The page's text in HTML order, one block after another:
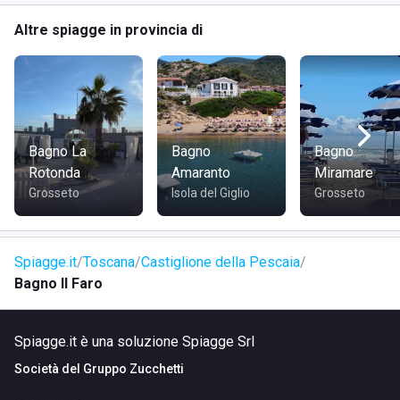
direttamente a casa in totale relax."
Comfort Acustico:Diffusione audio capillare e
armoniosa. Silenzio assoluto tra le 12:30 e le 16:30
per proteggere il suo riposo.
Zero Barriere & Anima Green:Struttura
totalmente accessibile dalla strada al mare, Plastic
Free e con erogatore d'acqua H24.
Anima Green & Tech: Struttura Plastic Free con
acqua H24 e Wi-Fi dedicato gratuito.
Filiera d'Eccellenza:La nostra qualità nasce dalla
prime, organizziamoserate, incontri ed eventi
miraticon i migliori produttori locali. Un’occasione
unica per conoscere chi crea le eccellenze della
Maremma e gustarle in un contesto esclusivo.
per bambini ("Arte e Mare") e area sportiva recintata
Altre spiagge in provincia di
Bagno La
Rotonda
Grosseto
Bagno
Amaranto
Isola del Giglio
Bagno
Miramare
Grosseto
Spiagge.it Toscana Castiglione della Pescaia
Bagno Il Faro
Spiagge.it è una soluzione Spiagge Srl
Società del Gruppo Zucchetti